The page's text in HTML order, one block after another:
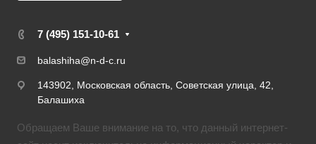
7 (495) 151-10-61
balashiha@n-d-c.ru
143902, Московская область, Советская улица, 42,
Балашиха
Обращаем Ваше внимание на то, что данный интернет-